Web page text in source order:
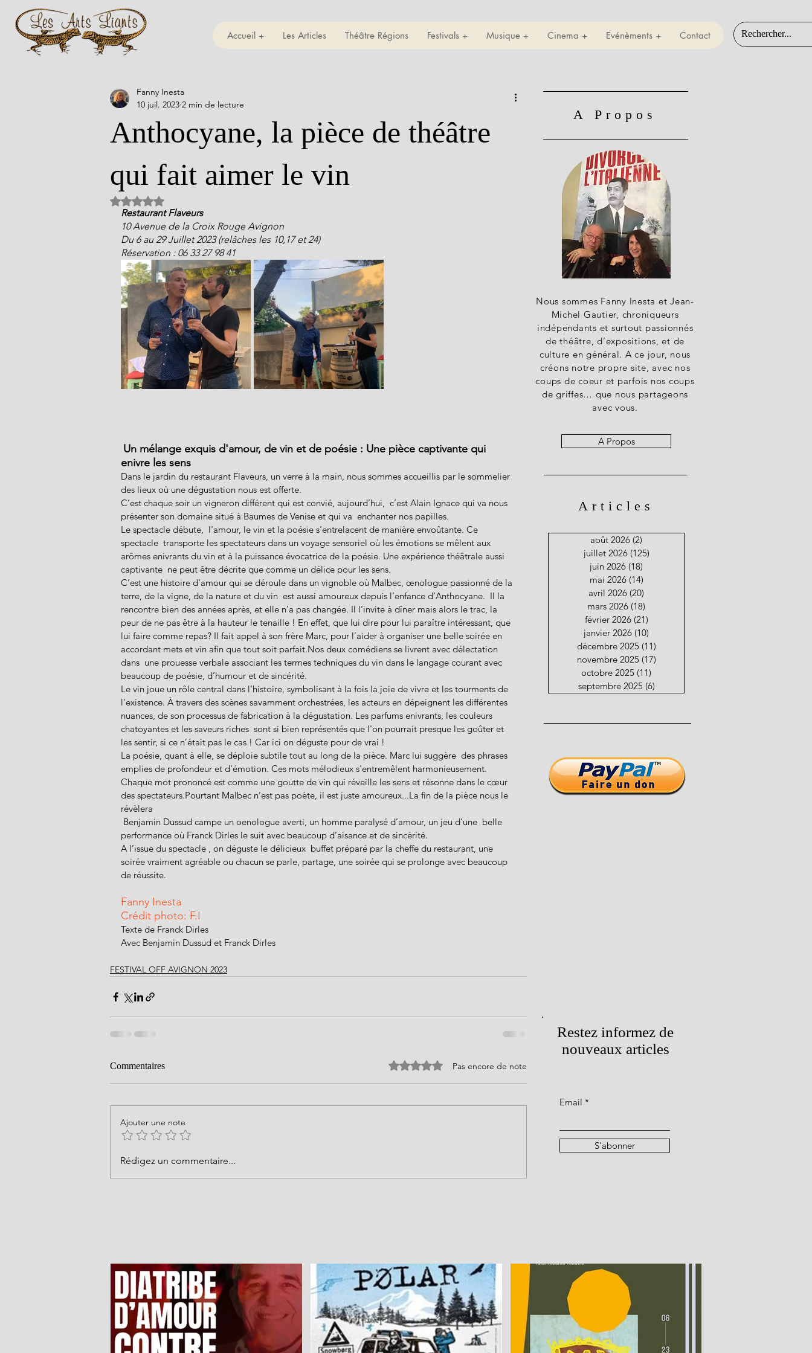
Accueil + Les Articles Théâtre Régions Festivals + Musique + Cinema + Evénèments + Contact
Anthocyane, la pièce de théâtre
qui fait aimer le vin
Fanny Inesta
10 juil. 2023 2 min de lecture
Noté NaN étoiles sur 5.
Restaurant Flaveurs
10 Avenue de la Croix Rouge Avignon
Du 6 au 29 Juillet 2023 (relâches les 10,17 et 24)
Réservation : 06 33 27 98 41
Un mélange exquis d'amour, de vin et de poésie : Une pièce captivante qui
enivre les sens
Dans le jardin du restaurant Flaveurs, un verre à la main, nous sommes accueillis par le sommelier
des lieux où une dégustation nous est offerte.
C’est chaque soir un vigneron différent qui est convié, aujourd’hui,  c’est Alain Ignace qui va nous
présenter son domaine situé à Baumes de Venise et qui va  enchanter nos papilles.
Le spectacle débute,  l'amour, le vin et la poésie s'entrelacent de manière envoûtante. Ce
spectacle  transporte les spectateurs dans un voyage sensoriel où les émotions se mêlent aux
arômes enivrants du vin et à la puissance évocatrice de la poésie. Une expérience théâtrale aussi
captivante  ne peut être décrite que comme un délice pour les sens.
C’est une histoire d'amour qui se déroule dans un vignoble où Malbec, œnologue passionné de la
terre, de la vigne, de la nature et du vin  est aussi amoureux depuis l’enfance d’Anthocyane.  Il la
rencontre bien des années après, et elle n’a pas changée. Il l’invite à dîner mais alors le trac, la
peur de ne pas être à la hauteur le tenaille ! En effet, que lui dire pour lui paraître intéressant, que
lui faire comme repas? Il fait appel à son frère Marc, pour l’aider à organiser une belle soirée en
accordant mets et vin afin que tout soit parfait.Nos deux comédiens se livrent avec délectation
dans  une prouesse verbale associant les termes techniques du vin dans le langage courant avec
beaucoup de poésie, d’humour et de sincérité.
Le vin joue un rôle central dans l'histoire, symbolisant à la fois la joie de vivre et les tourments de
l'existence. À travers des scènes savamment orchestrées, les acteurs en dépeignent les différentes
nuances, de son processus de fabrication à la dégustation. Les parfums enivrants, les couleurs
chatoyantes et les saveurs riches  sont si bien représentés que l'on pourrait presque les goûter et
les sentir, si ce n’était pas le cas ! Car ici on déguste pour de vrai !
La poésie, quant à elle, se déploie subtile tout au long de la pièce. Marc lui suggère  des phrases
emplies de profondeur et d'émotion. Ces mots mélodieux s'entremêlent harmonieusement.
Chaque mot prononcé est comme une goutte de vin qui réveille les sens et résonne dans le cœur
des spectateurs.Pourtant Malbec n’est pas poète, il est juste amoureux...La fin de la pièce nous le
révèlera
performance où Franck Dirles le suit avec beaucoup d’aisance et de sincérité.
A l’issue du spectacle , on déguste le délicieux  buffet préparé par la cheffe du restaurant, une
soirée vraiment agréable ou chacun se parle, partage, une soirée qui se prolonge avec beaucoup
de réussite.
Fanny Inesta
Crédit photo: F.I
Texte de Franck Dirles
Avec Benjamin Dussud et Franck Dirles
FESTIVAL OFF AVIGNON 2023
Commentaires Noté 0 étoile sur 5.Pas encore de note
Ajouter une note
Rédigez un commentaire...
A Propos
Nous sommes Fanny Inesta et Jean-
Michel Gautier, chroniqueurs
indépendants et surtout passionnés
de théâtre, d’expositions, et de
culture en général. A ce jour, nous
créons notre propre site, avec nos
coups de coeur et parfois nos coups
de griffes… que nous partageons
avec vous.
A Propos
Articles
août 2026 (2)
juillet 2026 (125)
juin 2026 (18)
mai 2026 (14)
avril 2026 (20)
mars 2026 (18)
février 2026 (21)
janvier 2026 (10)
décembre 2025 (11)
novembre 2025 (17)
octobre 2025 (11)
septembre 2025 (6)
Restez informez de
nouveaux articles
Email
S'abonner